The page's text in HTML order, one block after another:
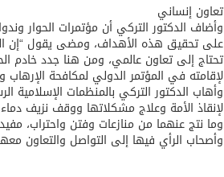
تعاون إنساني
وأضاف الدكتور التركي أن مؤتمرات الحوار
على تحقيق هذه الأهداف، ومضى يقول “إن
تحتاج إلى تعاون عالمي، ومن هنا جدد خادم
لإقامته في المؤتمر الدولي لمكافحة
وأهاب الدكتور التركي بالمنظمات
لإنقاذ الأمة وعلاج مشكلاتها ووقف نزيف
وما نتج عنهما من منازعات وفتن واحتراب،
وأصحاب الرأي فيها إلى التواصل والتعاون